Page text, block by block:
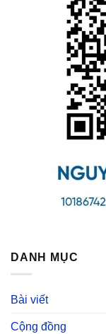
DANH MỤC
Bài viết
Cộng đồng